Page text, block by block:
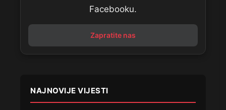
Facebooku.
Zapratite nas
NAJNOVIJE VIJESTI